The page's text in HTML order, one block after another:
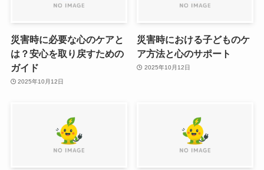
災害時に必要な心のケアと
は？安心を取り戻すための
ガイド
2025年10月12日
災害時における子どものケ
ア方法と心のサポート
2025年10月12日